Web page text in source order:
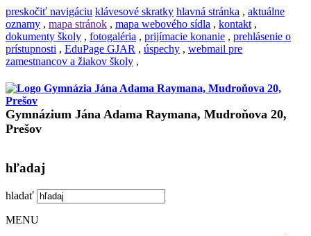
preskočiť navigáciu klávesové skratky hlavná stránka , aktuálne
oznamy , mapa stránok , mapa webového sídla , kontakt ,
dokumenty školy , fotogaléria , prijímacie konanie , prehlásenie o
prístupnosti , EduPage GJAR , úspechy , webmail pre
zamestnancov a žiakov školy ,
Gymnázium Jána Adama Raymana, Mudroňova 20,
Prešov
hľadaj
hladať
MENU